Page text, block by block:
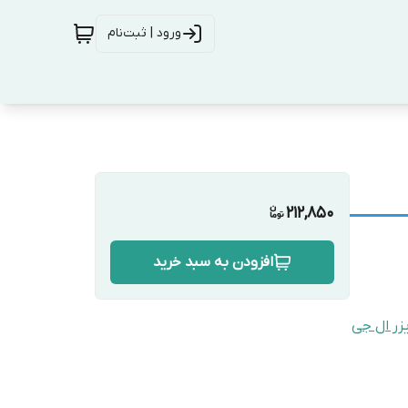
ورود | ثبت‌نام
ال جی
212,850
افزودن به سبد خرید